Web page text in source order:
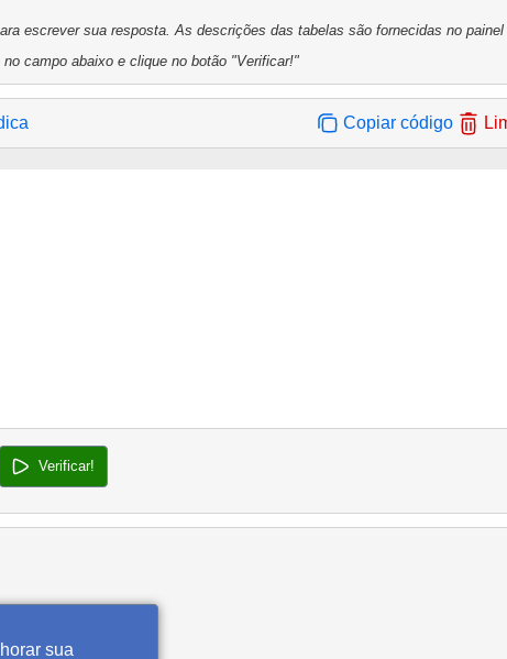
escrever sua resposta. As descrições das tabelas são fornecidas no painel
campo abaixo e clique no botão "Verificar!"
Copiar código
Verificar!
sua